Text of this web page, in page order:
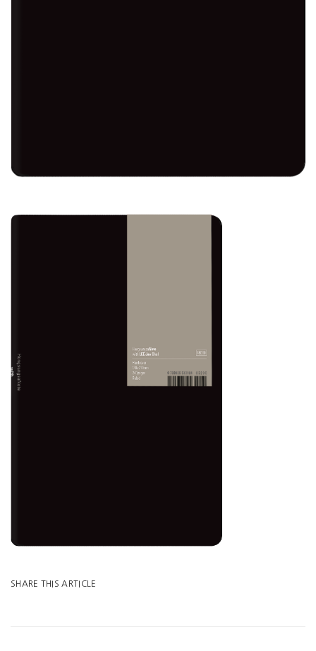
SHARE THIS ARTICLE